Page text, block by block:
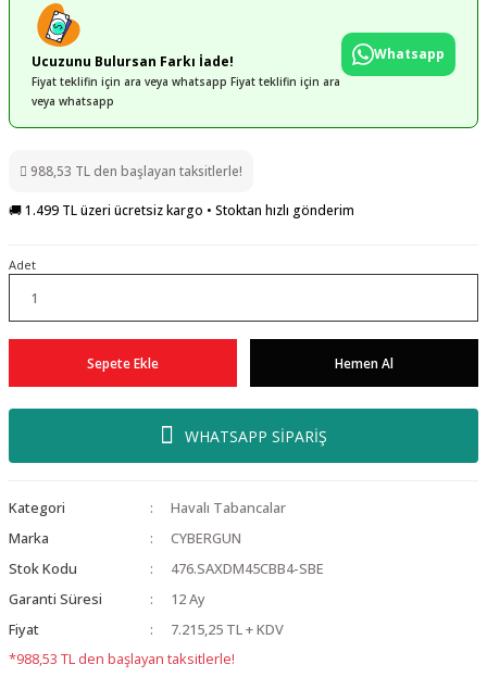
Ucuzunu Bulursan Farkı İade!
Fiyat teklifin için ara veya whatsapp Fiyat teklifin için ara
veya whatsapp
Whatsapp
988,53 TL den başlayan taksitlerle!
🚚 1.499 TL üzeri ücretsiz kargo • Stoktan hızlı gönderim
Adet
Sepete Ekle Hemen Al
WHATSAPP SİPARİŞ
Kategori
Havalı Tabancalar
Marka
CYBERGUN
Stok Kodu
476.SAXDM45CBB4-SBE
Garanti Süresi
12 Ay
Fiyat
7.215,25 TL + KDV
*988,53 TL den başlayan taksitlerle!